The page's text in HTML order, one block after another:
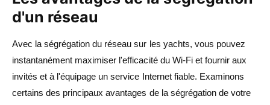
d'un réseau
Avec la ségrégation du réseau sur les yachts, vous pouvez
instantanément maximiser l'efficacité du Wi-Fi et fournir aux
invités et à l'équipage un service Internet fiable. Examinons
certains des principaux avantages de la ségrégation de votre